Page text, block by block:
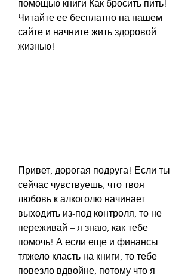
помощью книги Как бросить пить!
Читайте ее бесплатно на нашем
сайте и начните жить здоровой
жизнью!
Привет, дорогая подруга! Если ты
сейчас чувствуешь, что твоя
любовь к алкоголю начинает
выходить из-под контроля, то не
переживай – я знаю, как тебе
помочь! А если еще и финансы
тяжело класть на книги, то тебе
повезло вдвойне, потому что я